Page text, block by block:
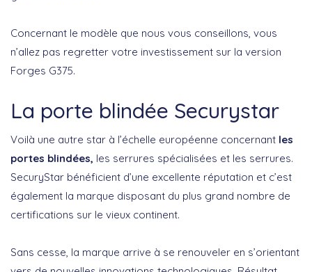
Concernant le modèle que nous vous conseillons, vous
n’allez pas regretter votre investissement sur la version
Forges G375.
La porte blindée Securystar
Voilà une autre star à l’échelle européenne concernant les
portes blindées, les serrures spécialisées et les serrures.
SecuryStar bénéficient d’une excellente réputation et c’est
également la marque disposant du plus grand nombre de
certifications sur le vieux continent.
Sans cesse, la marque arrive à se renouveler en s’orientant